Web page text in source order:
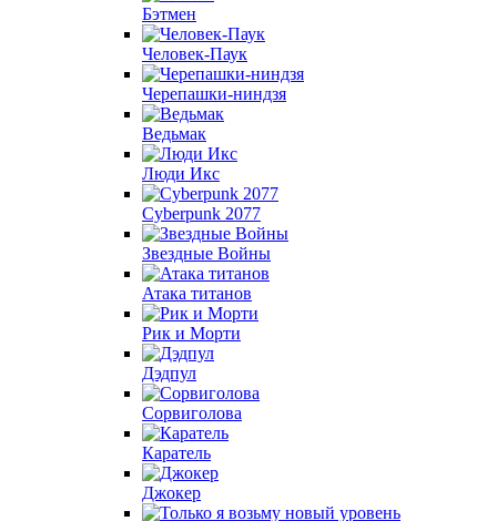
Бэтмен
Человек-Паук
Черепашки-ниндзя
Ведьмак
Люди Икс
Cyberpunk 2077
Звездные Войны
Атака титанов
Рик и Морти
Дэдпул
Сорвиголова
Каратель
Джокер